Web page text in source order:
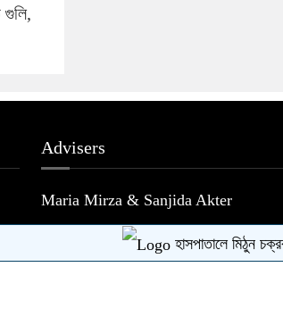
গুলি,
Advisers
Maria Mirza & Sanjida Akter
হাসপাতালে মিঠুন চক্রবর্তী